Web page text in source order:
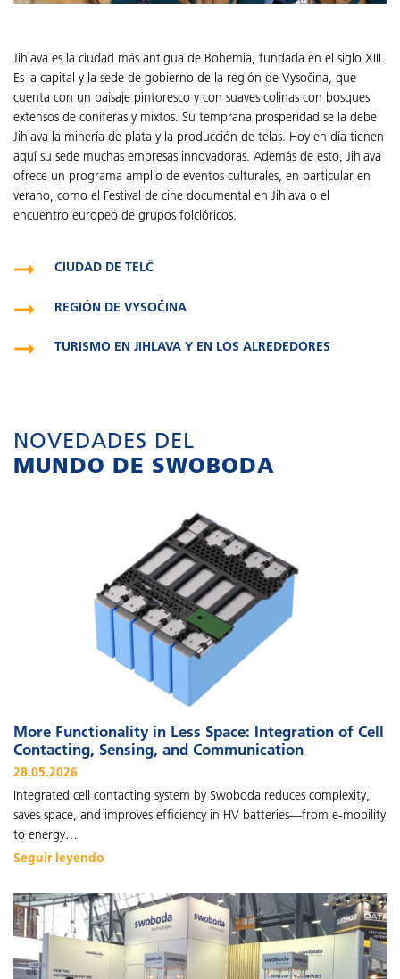
Jihlava es la ciudad más antigua de Bohemia, fundada en el siglo XIII.
Es la capital y la sede de gobierno de la región de Vysočina, que
cuenta con un paisaje pintoresco y con suaves colinas con bosques
extensos de coníferas y mixtos. Su temprana prosperidad se la debe
Jihlava la minería de plata y la producción de telas. Hoy en día tienen
aquí su sede muchas empresas innovadoras. Además de esto, Jihlava
ofrece un programa amplio de eventos culturales, en particular en
verano, como el Festival de cine documental en Jihlava o el
encuentro europeo de grupos folclóricos.
CIUDAD DE TELČ
REGIÓN DE VYSOČINA
TURISMO EN JIHLAVA Y EN LOS ALREDEDORES
NOVEDADES DEL
MUNDO DE SWOBODA
More Functionality in Less Space: Integration of Cell
Contacting, Sensing, and Communication
28.05.2026
Integrated cell contacting system by Swoboda reduces complexity,
saves space, and improves efficiency in HV batteries—from e-mobility
to energy…
Seguir leyendo